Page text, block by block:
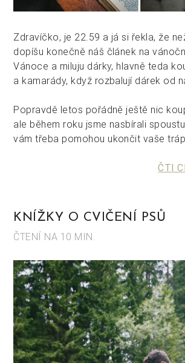
Zdravíčko, je 22.59 a já si řekla, že
dopíšu konečně náš článek na
Vánoce a miluju dárky, hlavně teda
a kamarády, když rozbalují dárek od
Popravdě letos pořádně ještě nic
ale během roku jsme nasbírali
vám třeba pomohou ukončit vaše
ČTI
KNÍŽKY O CVIČENÍ PSŮ
ČTENÍ NA 10 MIN.